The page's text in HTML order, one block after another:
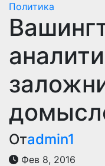
Политика
Отadmin1
Фев 8, 2016